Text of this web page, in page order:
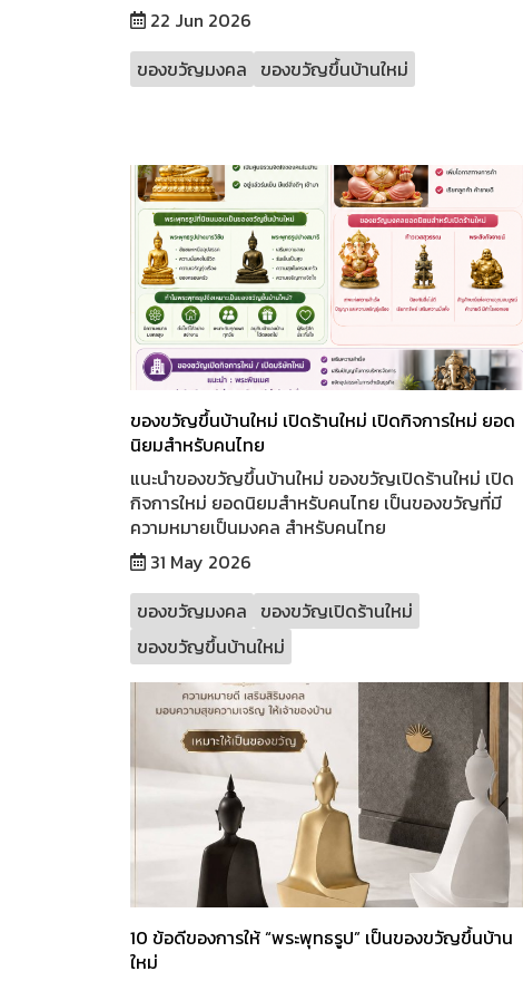
22 Jun 2026
ของขวัญมงคล ของขวัญขึ้นบ้านใหม่
ของขวัญขึ้นบ้านใหม่ เปิดร้านใหม่ เปิดกิจการใหม่ ยอด
นิยมสำหรับคนไทย
แนะนำของขวัญขึ้นบ้านใหม่ ของขวัญเปิดร้านใหม่ เปิด
กิจการใหม่ ยอดนิยมสำหรับคนไทย เป็นของขวัญที่มี
ความหมายเป็นมงคล สำหรับคนไทย
31 May 2026
ของขวัญมงคล ของขวัญเปิดร้านใหม่
ของขวัญขึ้นบ้านใหม่
10 ข้อดีของการให้ “พระพุทธรูป” เป็นของขวัญขึ้นบ้าน
ใหม่